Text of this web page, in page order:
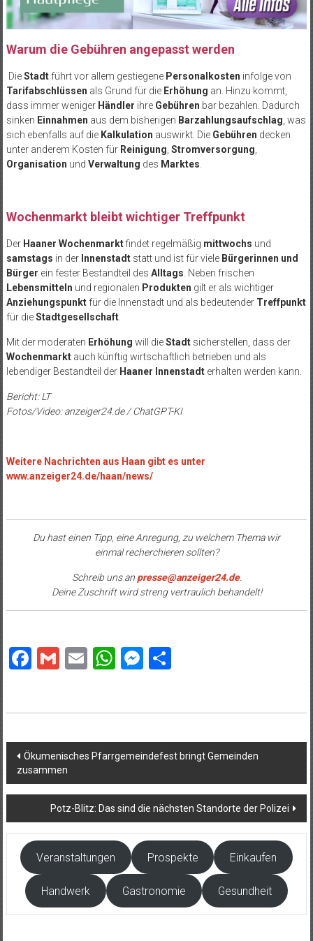
Warum die Gebühren angepasst werden
DieStadtführt vor allem gestiegene Personalkosten infolge von
Tarifabschlüssen als Grund für die Erhöhung an. Hinzu kommt,
dass immer weniger Händler ihre Gebühren bar bezahlen. Dadurch
sinken Einnahmen aus dem bisherigen Barzahlungsaufschlag, was
sich ebenfalls auf die Kalkulation auswirkt. Die Gebühren decken
unter anderem Kosten für Reinigung, Stromversorgung,
Organisation und Verwaltung des Marktes.
Wochenmarkt bleibt wichtiger Treffpunkt
Der Haaner Wochenmarktfindet regelmäßig mittwochs und
samstags in der Innenstadtstatt und ist für viele Bürgerinnen und
Bürger ein fester Bestandteil des Alltags. Neben frischen
Lebensmitteln und regionalen Produkten gilt er als wichtiger
Anziehungspunktfür die Innenstadt und als bedeutender Treffpunkt
für dieStadtgesellschaft.
Mit der moderaten Erhöhung will dieStadtsicherstellen, dass der
Wochenmarktauch künftig wirtschaftlich betrieben und als
lebendiger Bestandteil der Haaner Innenstadterhalten werden kann.
Bericht: LT
Fotos/Video: anzeiger24.de / ChatGPT-KI
Weitere Nachrichten aus Haan gibt es unter
www.anzeiger24.de/haan/news/
Du hast einen Tipp, eine Anregung, zu welchem Thema wir
einmal recherchieren sollten?
Schreib uns anpresse@anzeiger24.de.
Deine Zuschrift wird streng vertraulich behandelt!
Facebook
GmailEmailWhatsApp
Messenger
Beitragsnavigation
Ökumenisches Pfarrgemeindefest bringt Gemeinden
zusammen
Potz-Blitz: Das sind die nächsten Standorte der Polizei
Veranstaltungen Prospekte Einkaufen
Handwerk Gastronomie Gesundheit